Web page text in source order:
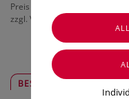
Preis inkl. MwSt.
zzgl. Versandkosten
BESCHREIBUNG